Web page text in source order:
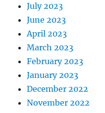
July 2023
June 2023
April 2023
March 2023
February 2023
January 2023
December 2022
November 2022